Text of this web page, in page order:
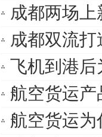
成都两场上
成都双流
飞机到港后
航空货运
航空货运